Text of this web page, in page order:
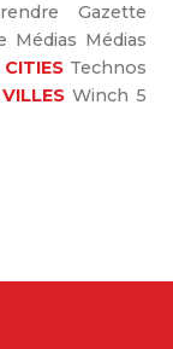
Gazette
Médias Médias
Technos
VILLES Winch 5